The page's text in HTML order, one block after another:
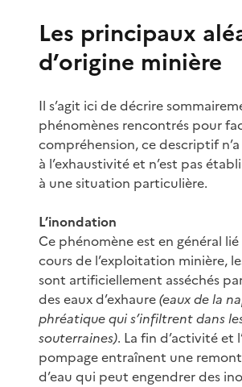
Les principaux
d’origine minière
Il s’agit ici de décrire
phénomènes rencontrés pour
compréhension, ce descriptif
à l’exhaustivité et n’est pas
à une situation particulière.
L’inondation
Ce phénomène est en général
cours de l’exploitation minière,
sont artificiellement asséchés
des eaux d’exhaure(eaux de la
phréatique qui s’infiltrent dans
souterraines). La fin d’activité et
pompage entraînent une
d’eau qui peut engendrer des